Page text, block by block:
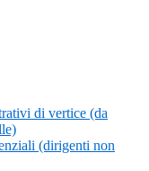
di vertice (da
(dirigenti non